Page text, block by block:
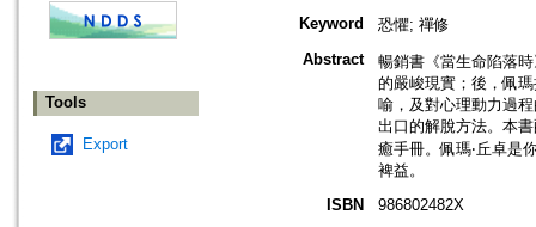
Tools
Export
Keyword
恐懼; 禪修
Abstract
暢銷書《當生命陷落
的嚴峻現實；後，佩
喻，及對心理動力過
出口的解脫方法。本
癒手冊。佩瑪‧丘卓是
裨益。
ISBN
986802482X